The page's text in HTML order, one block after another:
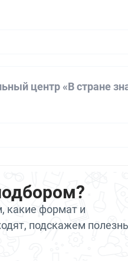
центр «В стране
какие формат и
подскажем